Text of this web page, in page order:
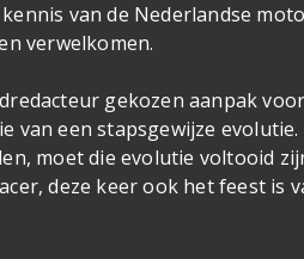
van de Nederlandse
verwelkomen.
gekozen aanpak
een stapsgewijze
moet die evolutie voltooid
deze keer ook het feest is